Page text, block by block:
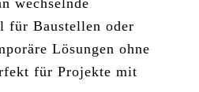
wechselnde
für Baustellen oder
Lösungen ohne
für Projekte mit